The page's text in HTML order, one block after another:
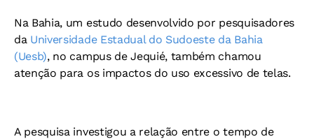
Na Bahia, um estudo desenvolvido por pesquisadores
da Universidade Estadual do Sudoeste da Bahia
(Uesb), no campus de Jequié, também chamou
atenção para os impactos do uso excessivo de telas.
A pesquisa investigou a relação entre o tempo de